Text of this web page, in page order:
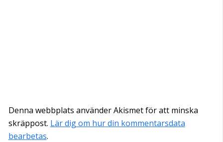
Denna webbplats använder Akismet för att minska
skräppost. Lär dig om hur din kommentarsdata
bearbetas.